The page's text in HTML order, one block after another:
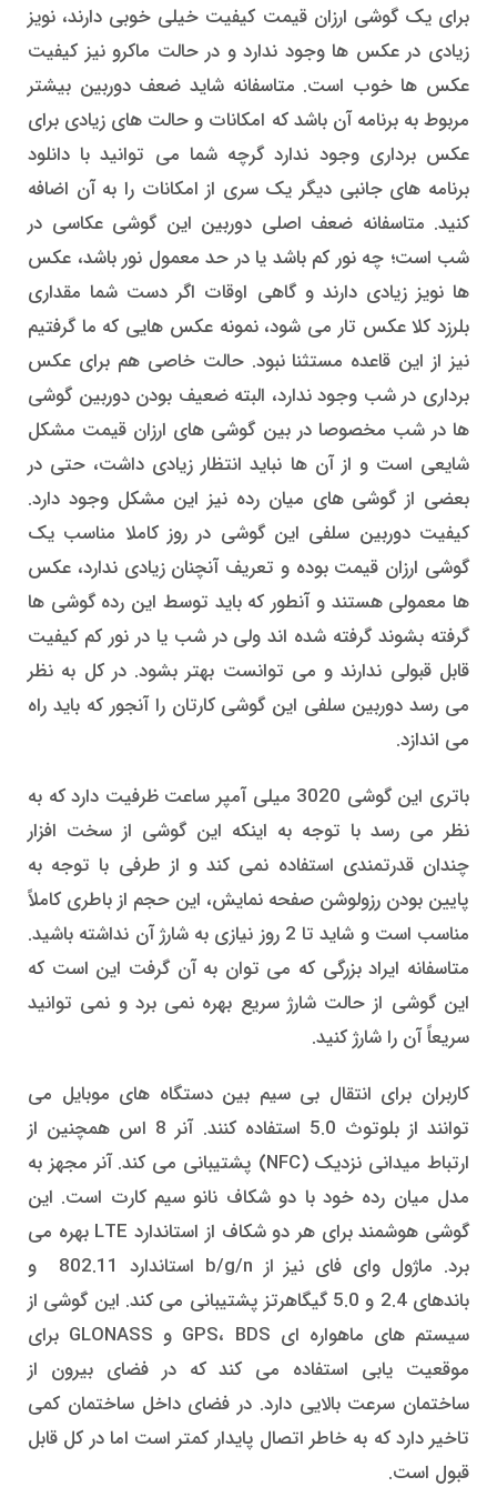
برای یک گوشی ارزان قیمت کیفیت خیلی خوبی دارند، نویز
زیادی در عکس ها وجود ندارد و در حالت ماکرو نیز کیفیت
عکس ها خوب است. متاسفانه شاید ضعف دوربین بیشتر
مربوط به برنامه آن باشد که امکانات و حالت های زیادی برای
عکس برداری وجود ندارد گرچه شما می توانید با دانلود
برنامه های جانبی دیگر یک سری از امکانات را به آن اضافه
کنید. متاسفانه ضعف اصلی دوربین این گوشی عکاسی در
شب است؛ چه نور کم باشد یا در حد معمول نور باشد، عکس
ها نویز زیادی دارند و گاهی اوقات اگر دست شما مقداری
بلرزد کلا عکس تار می شود، نمونه عکس هایی که ما گرفتیم
نیز از این قاعده مستثنا نبود. حالت خاصی هم برای عکس
برداری در شب وجود ندارد، البته ضعیف بودن دوربین گوشی
ها در شب مخصوصا در بین گوشی های ارزان قیمت مشکل
شایعی است و از آن ها نباید انتظار زیادی داشت، حتی در
بعضی از گوشی های میان رده نیز این مشکل وجود دارد.
کیفیت دوربین سلفی این گوشی در روز کاملا مناسب یک
گوشی ارزان قیمت بوده و تعریف آنچنان زیادی ندارد، عکس
ها معمولی هستند و آنطور که باید توسط این رده گوشی ها
گرفته بشوند گرفته شده اند ولی در شب یا در نور کم کیفیت
قابل قبولی ندارند و می توانست بهتر بشود. در کل به نظر
می رسد دوربین سلفی این گوشی کارتان را آنجور که باید راه
می اندازد.
باتری این گوشی 3020 میلی آمپر ساعت ظرفیت دارد که به
نظر می رسد با توجه به اینکه این گوشی از سخت افزار
چندان قدرتمندی استفاده نمی کند و از طرفی با توجه به
پایین بودن رزولوشن صفحه نمایش، این حجم از باطری کاملاً
مناسب است و شاید تا 2 روز نیازی به شارژ آن نداشته باشید.
متاسفانه ایراد بزرگی که می توان به آن گرفت این است که
این گوشی از حالت شارژ سریع بهره نمی برد و نمی توانید
سریعاً آن را شارژ کنید.
کاربران برای انتقال بی سیم بین دستگاه های موبایل می
توانند از بلوتوث 5.0 استفاده کنند. آنر 8 اس همچنین از
ارتباط میدانی نزدیک (NFC) پشتیبانی می کند. آنر مجهز به
مدل میان رده خود با دو شکاف نانو سیم کارت است. این
گوشی هوشمند برای هر دو شکاف از استاندارد LTE بهره می
برد. ماژول وای فای نیز از b/g/n استاندارد 802.11 و
باندهای 2.4 و 5.0 گیگاهرتز پشتیبانی می کند. این گوشی از
سیستم های ماهواره ای GPS، BDS و GLONASS برای
موقعیت یابی استفاده می کند که در فضای بیرون از
ساختمان سرعت بالایی دارد. در فضای داخل ساختمان کمی
تاخیر دارد که به خاطر اتصال پایدار کمتر است اما در کل قابل
قبول است.